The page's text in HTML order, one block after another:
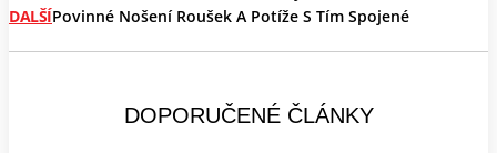
DALŠÍPovinné Nošení Roušek A Potíže S Tím Spojené
DOPORUČENÉ ČLÁNKY